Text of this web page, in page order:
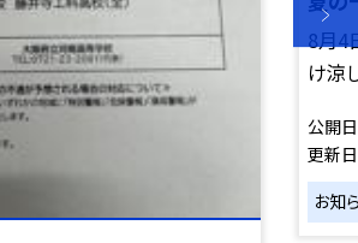
8月4
け涼
公開日
更新日
お知